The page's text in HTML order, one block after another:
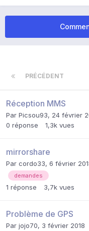
PRÉCÉDENT
Réception MMS
Par Picsou93, 24 février
0 réponse 1,3k vues
mirrorshare
Par cordo33, 6 février
demandes
1 réponse 3,7k vues
Problème de GPS
Par jojo70, 3 février 2018